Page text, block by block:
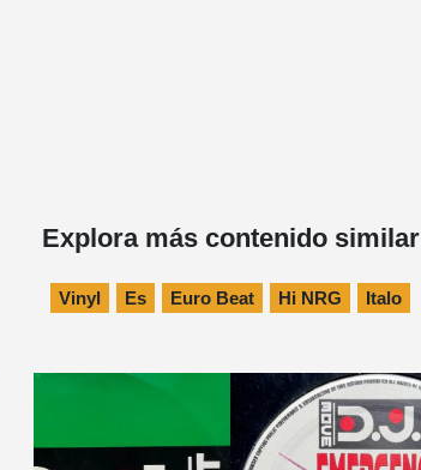
Explora más contenido similar
Vinyl Es Euro Beat Hi NRG Italo